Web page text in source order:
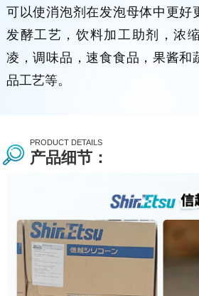
可以使消泡剂在发泡母体中更好
发酵工艺，饮料加工助剂，浓
凌，调味品，速食食品，果酱和
品工艺等。
PRODUCT DETAILS
产品细节：